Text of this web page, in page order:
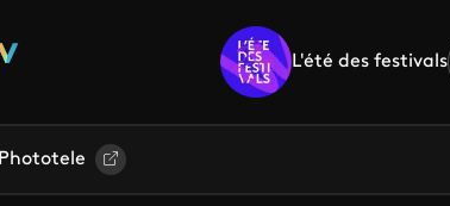
L'été des festivals
Phototele